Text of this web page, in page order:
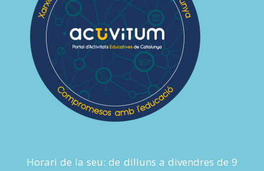
Horari de la seu: de dilluns a divendres de 9